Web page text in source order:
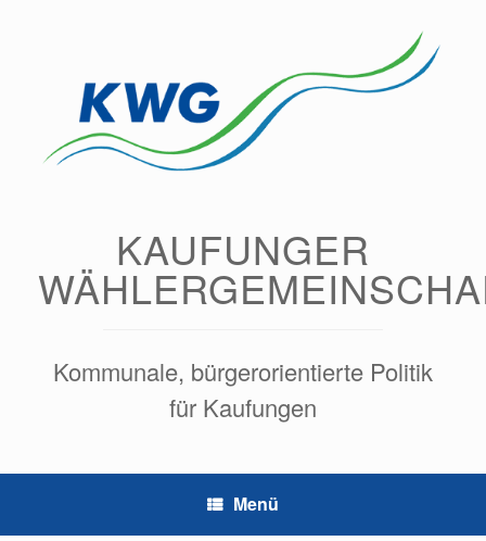
KAUFUNGER
Kommunale, bürgerorientierte Politik
für Kaufungen
Menü